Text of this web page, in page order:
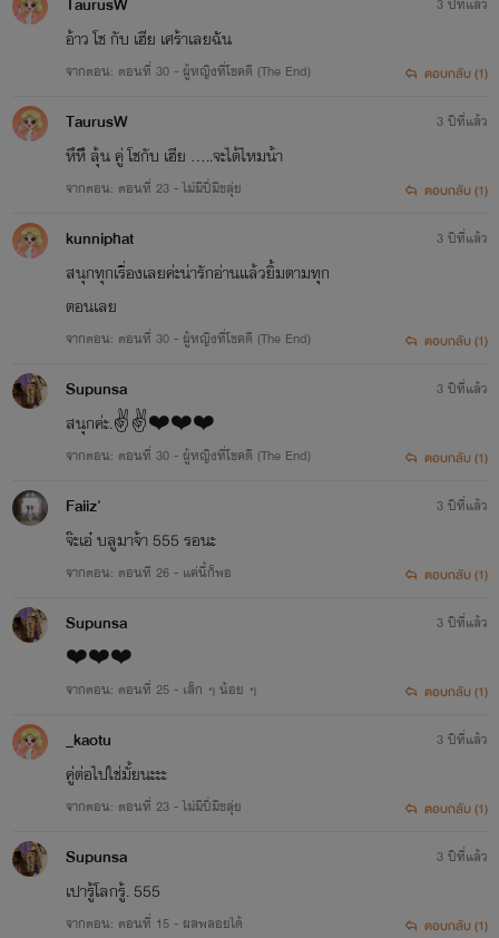
อ้าว โช กับ เฮีย เศร้าเลยฉัน
จากตอน: ตอนที่ 30 - ผู้หญิงที่โชคดี (The End) ตอบกลับ (1)
TaurusW
หึหึิ ลุ้น คู่ โชกับ เฮีย .....จะได้ไหมน้า
จากตอน: ตอนที่ 23 - ไม่มีปี่มีขลุ่ย
3 ปีที่แล้ว
ตอบกลับ (1)
kunniphat
สนุกทุกเรื่องเลยค่ะน่ารักอ่านแล้วยิ้มตามทุก
ตอนเลย
จากตอน: ตอนที่ 30 - ผู้หญิงที่โชคดี (The End)
3 ปีที่แล้ว
ตอบกลับ (1)
Supunsa
สนุกค่ะ.✌️✌️❤️❤️❤️
จากตอน: ตอนที่ 30 - ผู้หญิงที่โชคดี (The End)
3 ปีที่แล้ว
ตอบกลับ (1)
Faiiz'
จ๊ะเอ๋ บลูมาจ้า 555 รอนะ
จากตอน: ตอนที 26 - แค่นี้ก็พอ
3 ปีที่แล้ว
ตอบกลับ (1)
Supunsa
❤️❤️❤️
จากตอน: ตอนที่ 25 - เล็ก ๆ น้อย ๆ
3 ปีที่แล้ว
ตอบกลับ (1)
_kaotu
คู่ต่อไปใช่มั้ยนะะะ
จากตอน: ตอนที่ 23 - ไม่มีปี่มีขลุ่ย
3 ปีที่แล้ว
ตอบกลับ (1)
Supunsa
เปารู้โลกรู้. 555
จากตอน: ตอนที่ 15 - ผลพลอยได้
3 ปีที่แล้ว
ตอบกลับ (1)